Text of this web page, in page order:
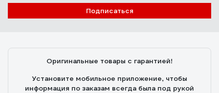
Подписаться
Оригинальные товары с гарантией!
Установите мобильное приложение, чтобы
информация по заказам всегда была под рукой